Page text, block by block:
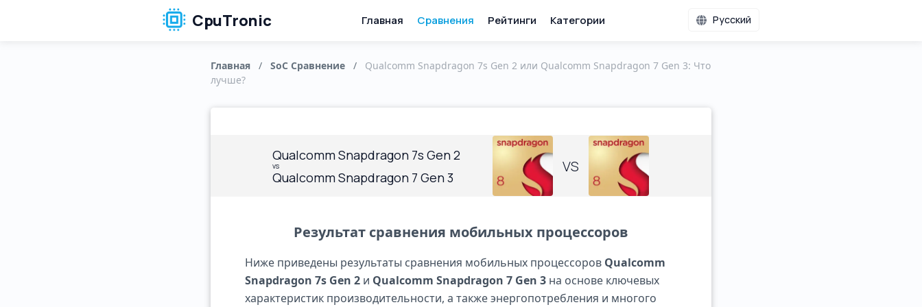
CpuTronic Главная Сравнения Рейтинги Категории Русский
Главная / SoC Сравнение /
Qualcomm Snapdragon 7s Gen 2 или Qualcomm Snapdragon 7 Gen 3: Что
лучше?
Qualcomm Snapdragon 7s Gen 2
vs
Qualcomm Snapdragon 7 Gen 3
VS
Результат сравнения мобильных процессоров
Ниже приведены результаты сравнения мобильных процессоров Qualcomm
Snapdragon 7s Gen 2 и Qualcomm Snapdragon 7 Gen 3 на основе ключевых
характеристик производительности, а также энергопотребления и многого